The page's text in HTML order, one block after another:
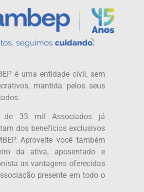
é uma entidade civil, sem
mantida pelos seus
de 33 mil Associados já
dos benefícios exclusivos
Aproveite você também
da ativa, aposentado e
as vantagens oferecidas
presente em todo o